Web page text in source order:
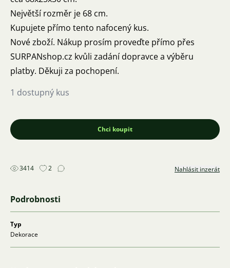
Největší rozměr je 68 cm.
Kupujete přímo tento nafocený kus.
Nové zboží. Nákup prosím proveďte přímo přes
SURPANshop.cz kvůli zadání dopravce a výběru
platby. Děkuji za pochopení.
1 dostupný kus
Chci koupit
3414 2 Nahlásit inzerát
Podrobnosti
Typ
Dekorace